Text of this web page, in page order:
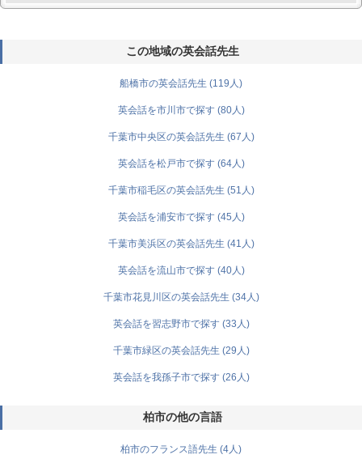
この地域の英会話先生
船橋市の英会話先生 (119人)
英会話を市川市で探す (80人)
千葉市中央区の英会話先生 (67人)
英会話を松戸市で探す (64人)
千葉市稲毛区の英会話先生 (51人)
英会話を浦安市で探す (45人)
千葉市美浜区の英会話先生 (41人)
英会話を流山市で探す (40人)
千葉市花見川区の英会話先生 (34人)
英会話を習志野市で探す (33人)
千葉市緑区の英会話先生 (29人)
英会話を我孫子市で探す (26人)
柏市の他の言語
柏市のフランス語先生 (4人)